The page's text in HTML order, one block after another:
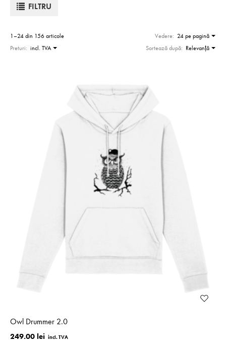
FILTRU
1–24 din 156 articole Vedere: 24 pe pagină
Preturi: incl. TVA Sortează după: Relevanţă
Owl Drummer 2.0
249.00 lei